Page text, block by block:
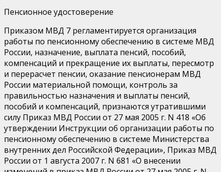
Пенсионное удостоверение
Приказом МВД 7 регламентируется организация
работы по пенсионному обеспечению в системе МВД
России, назначение, выплата пенсий, пособий,
компенсаций и прекращение их выплаты, пересмотр
и перерасчет пенсии, оказание пенсионерам МВД
России материальной помощи, контроль за
правильностью назначения и выплаты пенсий,
пособий и компенсаций, признаются утратившими
силу Приказ МВД России от 27 мая 2005 г. N 418 «Об
утверждении Инструкции об организации работы по
пенсионному обеспечению в системе Министерства
внутренних дел Российской Федерации», Приказ МВД
России от 1 августа 2007 г. N 681 «О внесении